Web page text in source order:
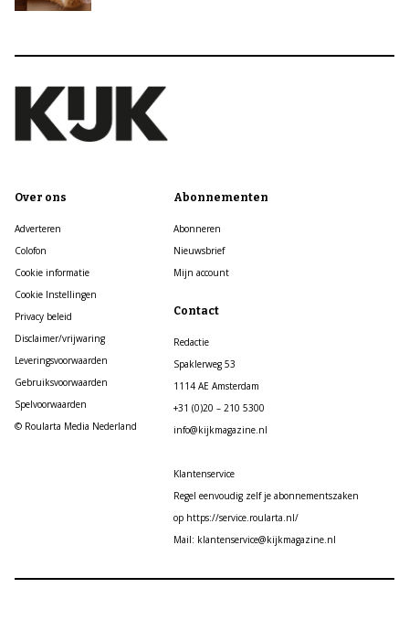
Over ons
Adverteren
Colofon
Cookie informatie
Cookie Instellingen
Privacy beleid
Disclaimer/vrijwaring
Leveringsvoorwaarden
Gebruiksvoorwaarden
Spelvoorwaarden
© Roularta Media Nederland
Abonnementen
Abonneren
Nieuwsbrief
Mijn account
Contact
Redactie
Spaklerweg 53
1114 AE Amsterdam
+31 (0)20 – 210 5300
info@kijkmagazine.nl
Klantenservice
Regel eenvoudig zelf je abonnementszaken
op https://service.roularta.nl/
Mail: klantenservice@kijkmagazine.nl